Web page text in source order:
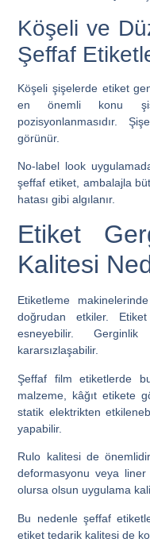
Köşeli ve
Şeffaf
Köşeli şişelerde etiket
en önemli konu
pozisyonlanmasıdır.
görünür.
No-label look
şeffaf etiket, ambalajla
hatası gibi algılanır.
Etiket
Kalitesi
Etiketleme
doğrudan etkiler.
esneyebilir.
kararsızlaşabilir.
Şeffaf film etiketlerde
malzeme, kâğıt etikete
statik elektrikten
yapabilir.
Rulo kalitesi de
deformasyonu veya
olursa olsun uygulama
Bu nedenle şeffaf
etiket tedarik kalitesi de